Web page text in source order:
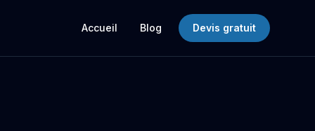
Accueil Blog Devis gratuit